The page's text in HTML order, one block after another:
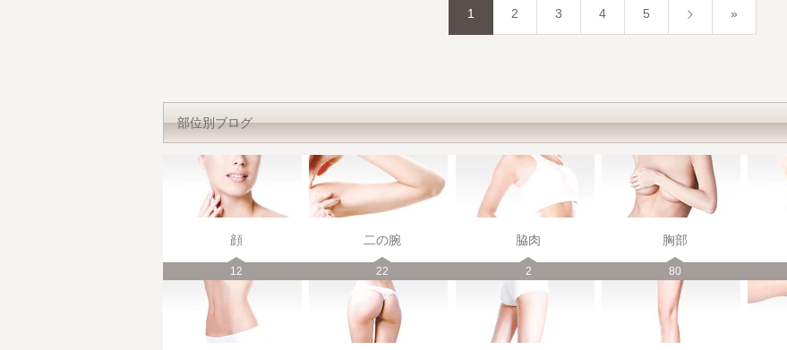
1 2 3 4 5 »
部位別ブログ
顔
12
二の腕
22
脇肉
2
胸部
80